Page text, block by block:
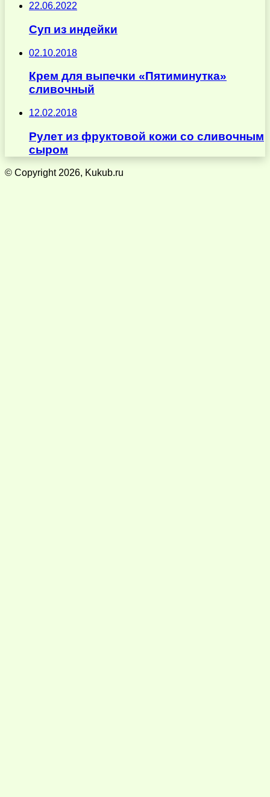
22.06.2022
Суп из индейки
02.10.2018
Крем для выпечки «Пятиминутка»
сливочный
12.02.2018
Рулет из фруктовой кожи со сливочным
сыром
© Copyright 2026, Kukub.ru